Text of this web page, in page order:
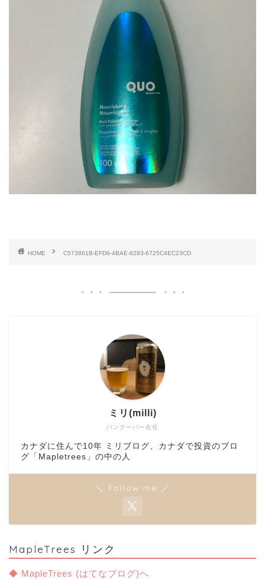
HOME C573861B-EFD6-4BAE-8293-6725C4EC23CD
バンクーバー在住
ミリ(milli)
カナダに住んで10年 ミリブログ、カナダで投資のブロ
グ「Mapletrees」の中の人
＼ Follow me ／
MapleTrees リンク
◆ MapleTrees (はてなブログ)へ